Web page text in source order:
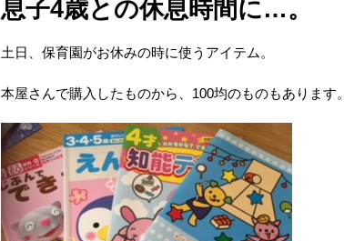
息子4歳との休息時間に…。
土日、保育園がお休みの時に使うアイテム。
本屋さんで購入したものから、100均のものもあります。